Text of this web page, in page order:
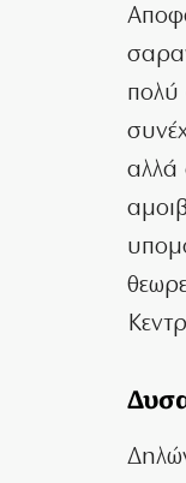
πολύ
αλλά